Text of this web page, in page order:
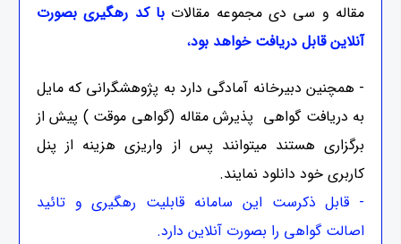
مقاله و سی دی مجموعه مقالاتبا کد رهگیری بصورت
آنلاین قابل دریافت خواهد بود،
- همچنین دبیرخانه آمادگی دارد به پژوهشگرانی که مایل
به دریافت گواهی پذیرش مقاله (گواهی موقت ) پیش از
برگزاری هستند میتوانند پس از واریزی هزینه از پنل
کاربری خود دانلود نمایند.
- قابل ذکرست این سامانه قابلیت رهگیری و تائید
اصالت گواهی را بصورت آنلاین دارد.